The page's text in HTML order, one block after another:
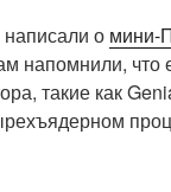
о мини-
напомнили, что
такие как